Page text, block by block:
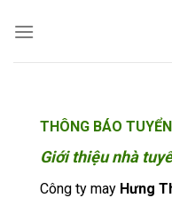
THÔNG BÁO
Giới thiệu nhà
Công ty may Hưng